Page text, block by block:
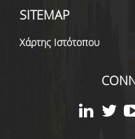
SITEMAP
Χάρτης Ιστότοπου